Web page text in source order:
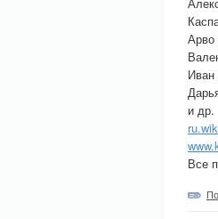
Арво
Иван
и др.
Все